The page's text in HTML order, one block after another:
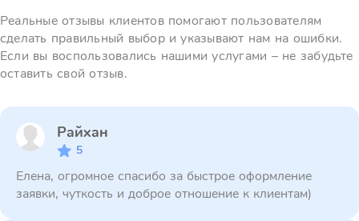
Реальные отзывы клиентов помогают пользователям
сделать правильный выбор и указывают нам на ошибки.
Если вы воспользовались нашими услугами – не забудьте
оставить свой отзыв.
Райхан
5
Елена, огромное спасибо за быстрое оформление
заявки, чуткость и доброе отношение к клиентам)